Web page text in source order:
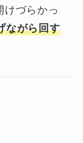
けづらかっ
ながら回す